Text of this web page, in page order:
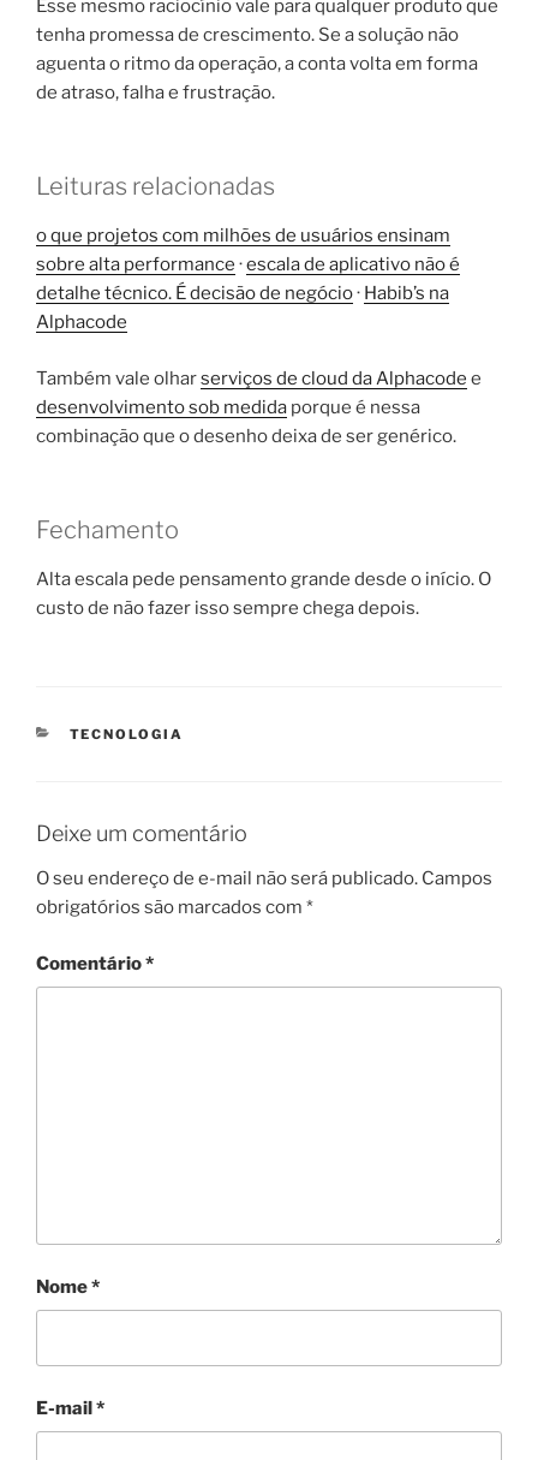
Esse mesmo raciocínio vale para qualquer produto que
tenha promessa de crescimento. Se a solução não
aguenta o ritmo da operação, a conta volta em forma
de atraso, falha e frustração.
Leituras relacionadas
o que projetos com milhões de usuários ensinam
sobre alta performance ·escala de aplicativo não é
detalhe técnico. É decisão de negócio· Habib’s na
Alphacode
Também vale olharserviços de cloud da Alphacode e
desenvolvimento sob medida porque é nessa
combinação que o desenho deixa de ser genérico.
Fechamento
Alta escala pede pensamento grande desde o início. O
custo de não fazer isso sempre chega depois.
CATEGORIAS
TECNOLOGIA
Deixe um comentário
O seu endereço de e-mail não será publicado. Campos
obrigatórios são marcados com *
Comentário*
Nome*
E-mail*